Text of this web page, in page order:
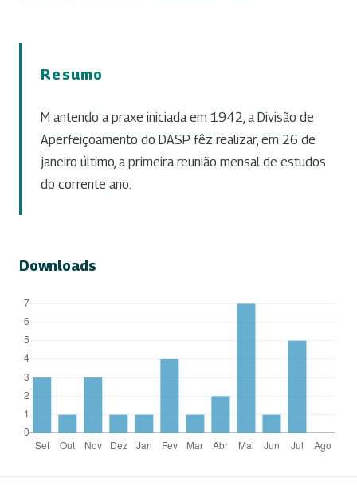
Resumo
M antendo a praxe iniciada em 1942, a Divisão de
Aperfeiçoamento do DASP fêz realizar, em 26 de
janeiro último, a primeira reunião mensal de estudos
do corrente ano.
Downloads